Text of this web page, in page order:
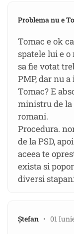
Problema nu e
Tomac e ok
spatele lui e
sa fie votat
PMP, dar nu
Tomac? E
ministru de la
romani.
Procedura.
de la PSD,
aceea te
exista si
diversi
Ștefan • 01